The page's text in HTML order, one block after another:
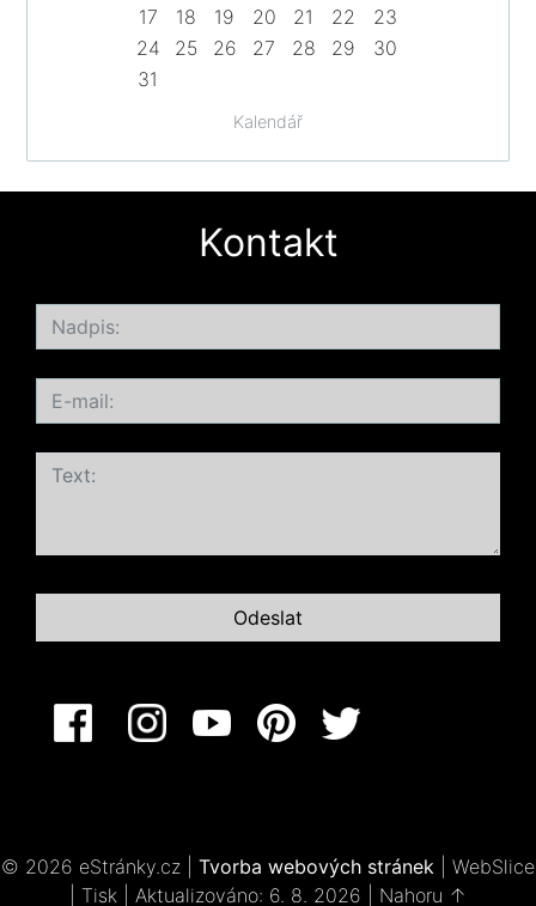
Kalendář
17
18 19 20 21 22
23
24
25 26 27 28 29
30
31
Kontakt
© 2026 eStránky.cz Tvorba webových stránek
WebSlice
Tisk Aktualizováno: 6. 8. 2026 Nahoru ↑